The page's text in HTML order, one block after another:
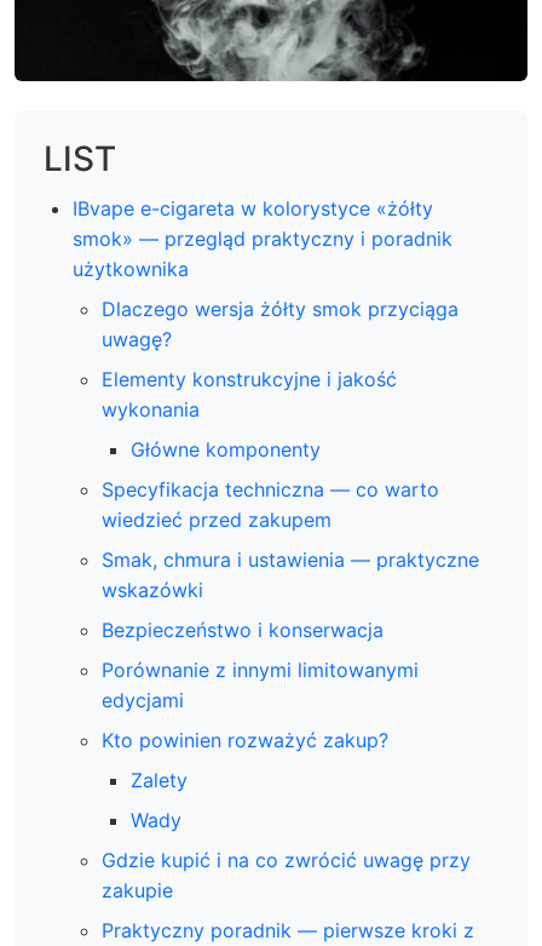
LIST
IBvape e-cigareta w kolorystyce «żółty
smok» — przegląd praktyczny i poradnik
użytkownika
Dlaczego wersja żółty smok przyciąga
uwagę?
Elementy konstrukcyjne i jakość
wykonania
Główne komponenty
Specyfikacja techniczna — co warto
wiedzieć przed zakupem
Smak, chmura i ustawienia — praktyczne
wskazówki
Bezpieczeństwo i konserwacja
Porównanie z innymi limitowanymi
edycjami
Kto powinien rozważyć zakup?
Zalety
Wady
Gdzie kupić i na co zwrócić uwagę przy
zakupie
Praktyczny poradnik — pierwsze kroki z